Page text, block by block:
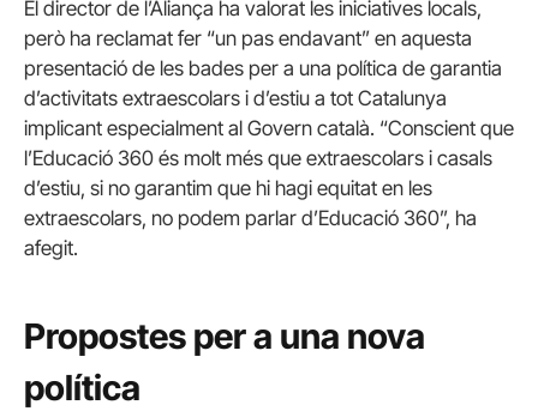
El director de l’Aliança ha valorat les iniciatives locals,
però ha reclamat fer “un pas endavant” en aquesta
presentació de les bades per a una política de garantia
d’activitats extraescolars i d’estiu a tot Catalunya
implicant especialment al Govern català. “Conscient que
l’Educació 360 és molt més que extraescolars i casals
d’estiu, si no garantim que hi hagi equitat en les
extraescolars, no podem parlar d’Educació 360”, ha
afegit.
Propostes per a una nova
política